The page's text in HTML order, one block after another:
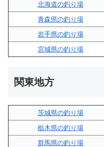
北海道の釣り場
青森県の釣り場
岩手県の釣り場
宮城県の釣り場
関東地方
茨城県の釣り場
栃木県の釣り場
群馬県の釣り場